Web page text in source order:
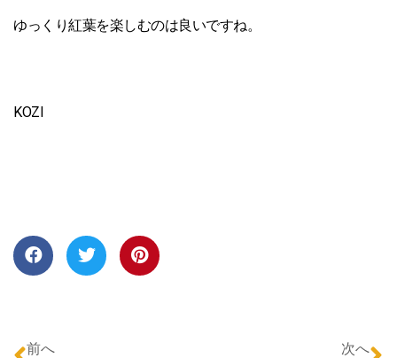
ゆっくり紅葉を楽しむのは良いですね。
KOZI
前へ 次へ